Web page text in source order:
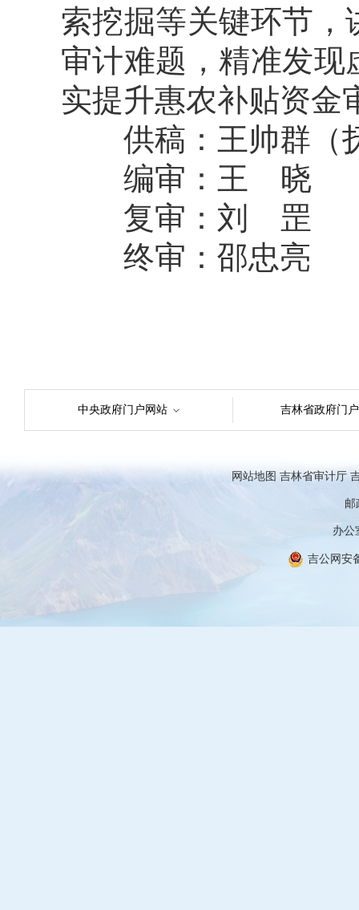
索挖掘等关键环节
审计难题，精准发
实提升惠农补贴资金
供稿：王帅群（
编审：王 晓
复审：刘 罡
终审：邵忠亮
中央政府门户网站 吉林省政府门
网站地图 吉林省审计厅
邮
办公
吉公网安